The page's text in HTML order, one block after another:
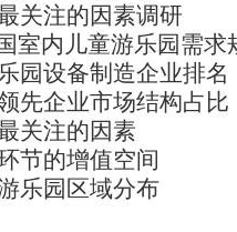
关注的因素调研
室内儿童游乐园需求
园设备制造企业排名
先企业市场结构占比
关注的因素
节的增值空间
乐园区域分布